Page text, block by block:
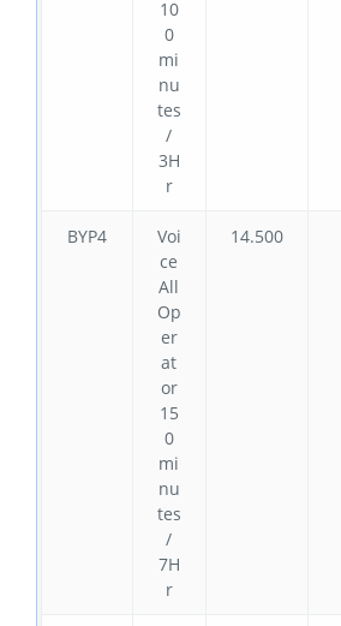
10
0
mi
nu
tes
/
3H
r
BYP4
Voi
ce
All
Op
er
at
or
15
0
mi
nu
tes
/
7H
r
14.500